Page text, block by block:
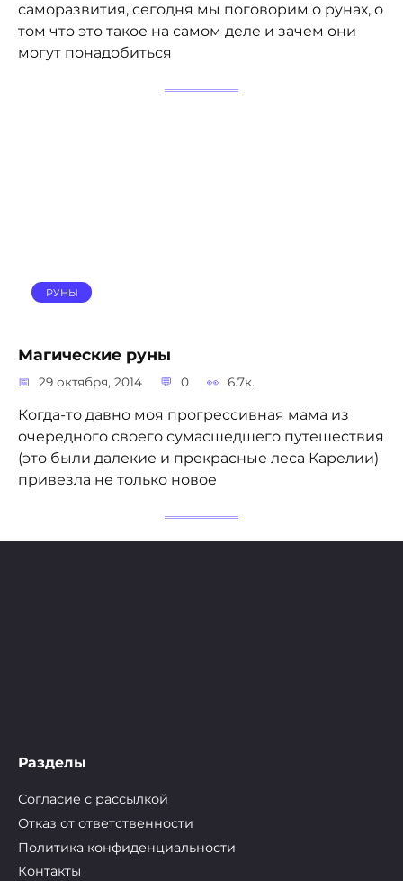
саморазвития, сегодня мы поговорим о рунах, о
том что это такое на самом деле и зачем они
могут понадобиться
РУНЫ
Магические руны
29 октября, 2014 0 6.7к.
Когда-то давно моя прогрессивная мама из
очередного своего сумасшедшего путешествия
(это были далекие и прекрасные леса Карелии)
привезла не только новое
Разделы
Согласие с рассылкой
Отказ от ответственности
Политика конфиденциальности
Контакты